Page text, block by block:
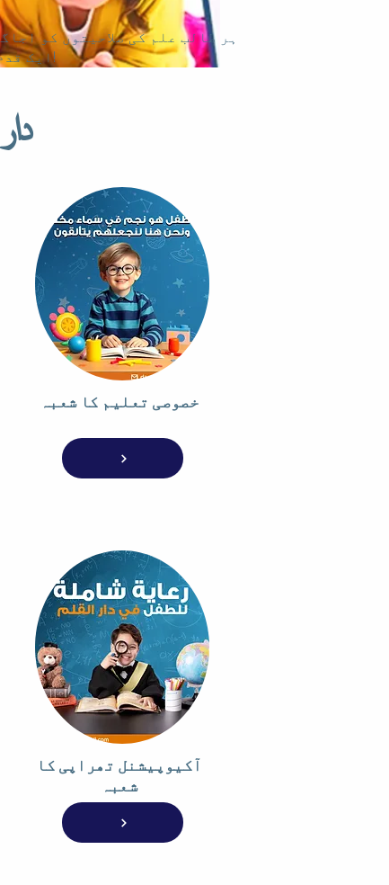
ہر طالب علم کی صلاحیتوں کو
ایک قدم بہ قدم!
خصوصی تعلیم کا شعبہ
آکیوپیشنل تھراپی کا
شعبہ